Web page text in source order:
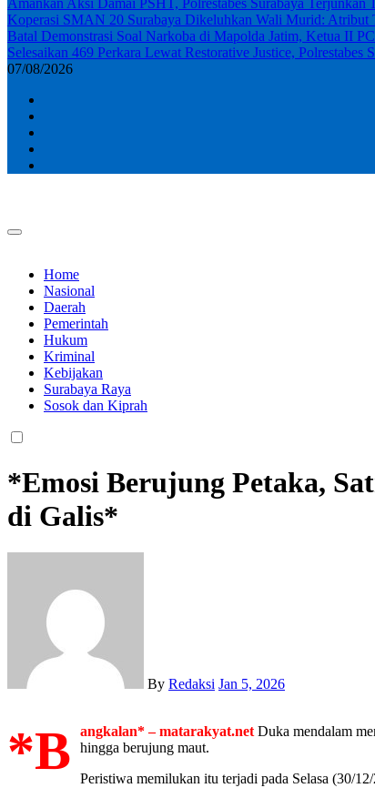
Koperasi SMAN 20 Surabaya Dikeluhkan Wali Murid: Atribut
Batal Demonstrasi Soal Narkoba di Mapolda Jatim, Ketua II
Selesaikan 469 Perkara Lewat Restorative Justice,
07/08/2026
Home
Nasional
Daerah
Pemerintah
Hukum
Kriminal
Kebijakan
Surabaya Raya
Sosok dan Kiprah
*Emosi Berujung Petaka,
di Galis*
By Redaksi Jan 5, 2026
*B angkalan* – matarakyat.net Duka mendalam
hingga berujung maut.
Peristiwa memilukan itu terjadi pada Selasa (30/